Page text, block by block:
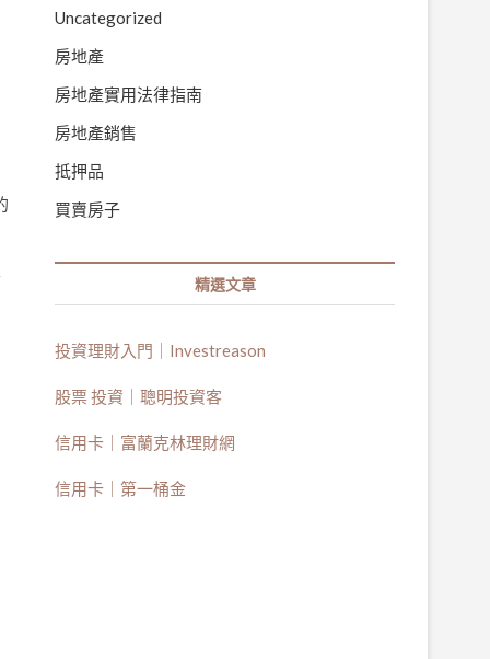
Uncategorized
房地產
房地產實用法律指南
房地產銷售
抵押品
買賣房子
精選文章
投資理財入門｜Investreason
股票 投資｜聰明投資客
信用卡｜富蘭克林理財網
信用卡｜第一桶金